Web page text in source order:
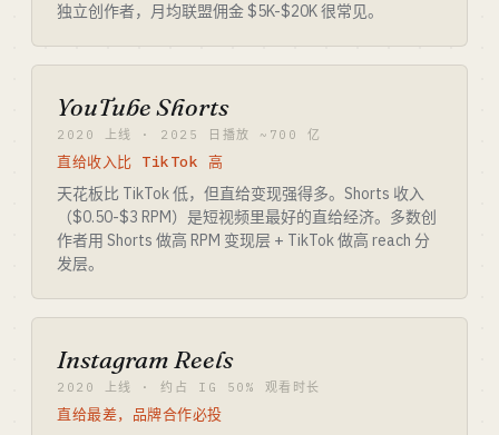
独立创作者，月均联盟佣金 $5K-$20K 很常见。
YouTube Shorts
2020 上线 · 2025 日播放 ~700 亿
直给收入比 TikTok 高
天花板比 TikTok 低，但直给变现强得多。Shorts 收入
（$0.50-$3 RPM）是短视频里最好的直给经济。多数创
作者用 Shorts 做高 RPM 变现层 + TikTok 做高 reach 分
发层。
Instagram Reels
2020 上线 · 约占 IG 50% 观看时长
直给最差，品牌合作必投